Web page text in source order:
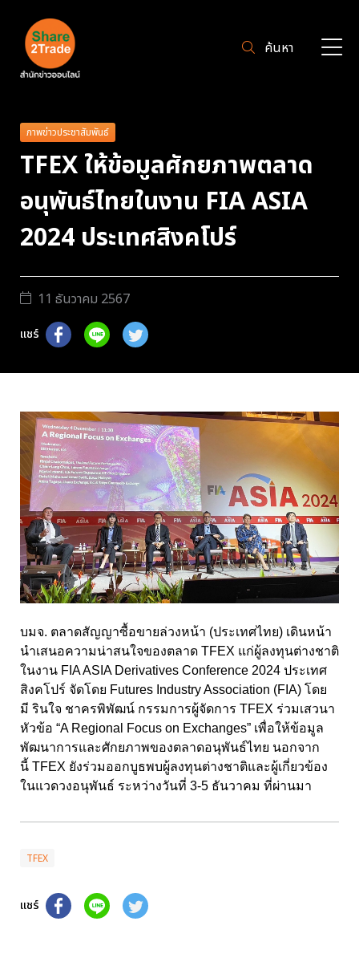
ค้นหา
ภาพข่าวประชาสัมพันธ์
TFEX ให้ข้อมูลศักยภาพตลาด
อนุพันธ์ไทยในงาน FIA ASIA
2024 ประเทศสิงคโปร์
11 ธันวาคม 2567
แชร์
บมจ. ตลาดสัญญาซื้อขายล่วงหน้า (ประเทศไทย) เดินหน้า
นำเสนอความน่าสนใจของตลาด TFEX แก่ผู้ลงทุนต่างชาติ
ในงาน FIA ASIA Derivatives Conference 2024 ประเทศ
สิงคโปร์ จัดโดย Futures Industry Association (FIA) โดย
มี รินใจ ชาครพิพัฒน์ กรรมการผู้จัดการ TFEX ร่วมเสวนา
หัวข้อ “A Regional Focus on Exchanges” เพื่อให้ข้อมูล
พัฒนาการและศักยภาพของตลาดอนุพันธ์ไทย นอกจาก
นี้ TFEX ยังร่วมออกบูธพบผู้ลงทุนต่างชาติและผู้เกี่ยวข้อง
ในแวดวงอนุพันธ์ ระหว่างวันที่ 3-5 ธันวาคม ที่ผ่านมา
TFEX
แชร์